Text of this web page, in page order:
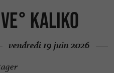
KALIKO
vendredi 19 juin 2026